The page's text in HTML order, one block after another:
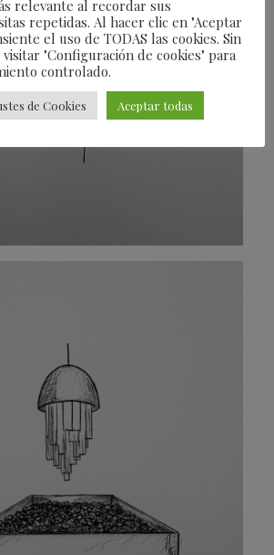
relevante al recordar sus
repetidas. Al hacer clic en "Aceptar
el uso de TODAS las cookies. Sin
"Configuración de cookies" para
controlado.
de Cookies Aceptar todas